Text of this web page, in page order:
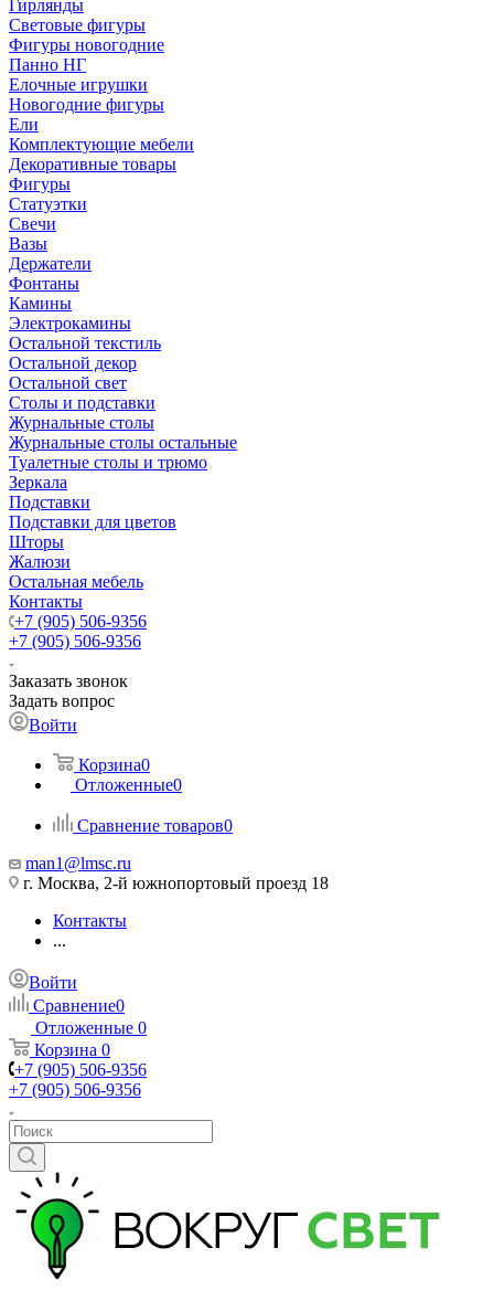
Гирлянды
Световые фигуры
Фигуры новогодние
Панно НГ
Елочные игрушки
Новогодние фигуры
Ели
Комплектующие мебели
Декоративные товары
Фигуры
Статуэтки
Свечи
Вазы
Держатели
Фонтаны
Камины
Электрокамины
Остальной текстиль
Остальной декор
Остальной свет
Столы и подставки
Журнальные столы
Журнальные столы остальные
Туалетные столы и трюмо
Зеркала
Подставки
Подставки для цветов
Шторы
Жалюзи
Остальная мебель
Контакты
+7 (905) 506-9356
+7 (905) 506-9356
Заказать звонок
Задать вопрос
Войти
Корзина0
Отложенные0
Сравнение товаров0
man1@lmsc.ru
г. Москва, 2-й южнопортовый проезд 18
Контакты
...
Войти
Сравнение0
Отложенные 0
Корзина 0
+7 (905) 506-9356
+7 (905) 506-9356